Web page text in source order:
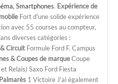
Smartphones. Expérience de
Fort d'une solide expérience
avec 55 courses au compteur,
diverses catégories :
Circuit Formule Ford F. Campus
& Coupes de marqueCoupe
Relais) Saxo Ford Fiesta
Palmarès 1 Victoire J'ai également